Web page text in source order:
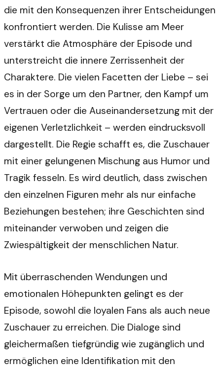
die mit den Konsequenzen ihrer Entscheidungen
konfrontiert werden. Die Kulisse am Meer
verstärkt die Atmosphäre der Episode und
unterstreicht die innere Zerrissenheit der
Charaktere. Die vielen Facetten der Liebe – sei
es in der Sorge um den Partner, den Kampf um
Vertrauen oder die Auseinandersetzung mit der
eigenen Verletzlichkeit – werden eindrucksvoll
dargestellt. Die Regie schafft es, die Zuschauer
mit einer gelungenen Mischung aus Humor und
Tragik fesseln. Es wird deutlich, dass zwischen
den einzelnen Figuren mehr als nur einfache
Beziehungen bestehen; ihre Geschichten sind
miteinander verwoben und zeigen die
Zwiespältigkeit der menschlichen Natur.
Mit überraschenden Wendungen und
emotionalen Höhepunkten gelingt es der
Episode, sowohl die loyalen Fans als auch neue
Zuschauer zu erreichen. Die Dialoge sind
gleichermaßen tiefgründig wie zugänglich und
ermöglichen eine Identifikation mit den